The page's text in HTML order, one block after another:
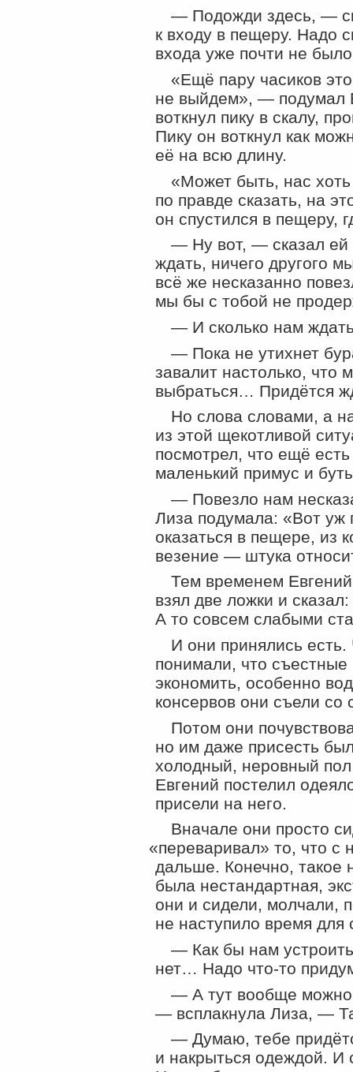
— Подожди здесь, —
к входу в пещеру. Надо
входа уже почти не
«Ещё пару часиков
не выйдем», — подумал
воткнул пику в скалу,
Пику он воткнул как
её на всю длину.
«Может быть, нас
по правде сказать, на
он спустился в пещеру,
— Ну вот, — сказал ей
ждать, ничего другого
всё же несказанно
мы бы с тобой не
— И сколько нам
— Пока не утихнет
завалит настолько,
выбраться… Придётся
Но слова словами, а
из этой щекотливой
посмотрел, что ещё
маленький примус и
— Повезло нам
Лиза подумала: «Вот уж
оказаться в пещере, из
везение — штука
Тем временем Евгений
взял две ложки и
А то совсем слабыми
И они принялись
понимали, что
экономить, особенно
консервов они съели со
Потом они
но им даже присесть
холодный, неровный
Евгений постелил
присели на него.
Вначале они просто
«переваривал» то, что с
дальше. Конечно, такое
была нестандартная,
они и сидели, молчали,
не наступило время для
— Как бы нам
нет… Надо что-то
— А тут вообще можно
— всплакнула Лиза, —
— Думаю, тебе
и накрыться одеждой. И